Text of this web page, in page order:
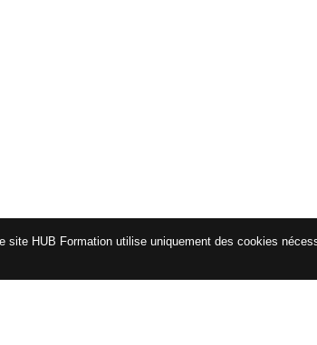
Le site HUB Formation utilise uniquement des cookies